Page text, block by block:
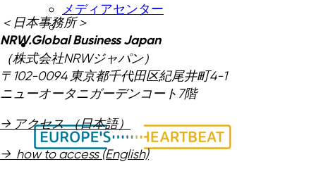
メディアセンター
＜日本事務所＞
NRW.Global Business Japan
（株式会社NRWジャパン）
〒102-0094 東京都千代田区紀尾井町4-1
ニューオータニガーデンコート7階
→ アクセス （日本語）
→ how to access (English)